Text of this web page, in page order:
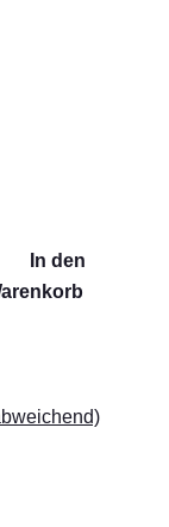
In den